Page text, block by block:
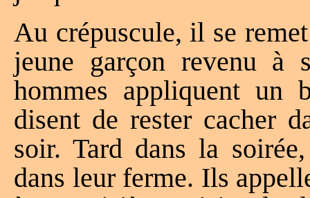
Au crépuscule, il se
jeune garçon revenu à
hommes appliquent un
disent de rester cacher
soir. Tard dans la
dans leur ferme. Ils